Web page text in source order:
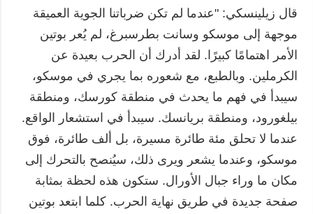
قال زيلينسكي: "عندما لم تكن ضرباتنا الجوية العميقة
موجهة إلى موسكو وسانت بطرسبرغ، لم يُعر بوتين
الأمر اهتمامًا كبيرًا. لقد أدرك أن الحرب بعيدة عن
الكرملين. وبالطبع، مع شعوره بما يجري في موسكو،
سيبدأ في فهم ما يحدث في منطقة كورسك، ومنطقة
بيلغورود، ومنطقة بريانسك. سيبدأ في استشعار الواقع.
عندما لا تحلق مئة طائرة مسيرة، بل ألف طائرة، فوق
موسكو، وعندما يشعر ويرى ذلك، سيُنصح بالتحرك إلى
مكان ما وراء جبال الأورال. ستكون هذه لحظة بمثابة
صفحة جديدة في طريق نهاية الحرب. كلما ابتعد بوتين